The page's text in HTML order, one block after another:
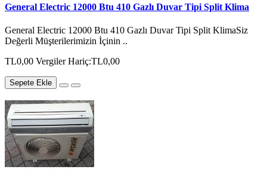
General Electric 12000 Btu 410 Gazlı Duvar Tipi Split Klima
General Electric 12000 Btu 410 Gazlı Duvar Tipi Split KlimaSiz
Değerli Müşterilerimizin İçinin ..
TL0,00 Vergiler Hariç:TL0,00
Sepete Ekle